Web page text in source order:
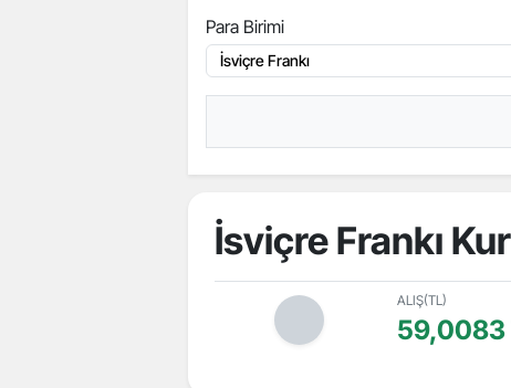
Para Birimi
İsviçre Frankı
ALIŞ(TL)
59,0083